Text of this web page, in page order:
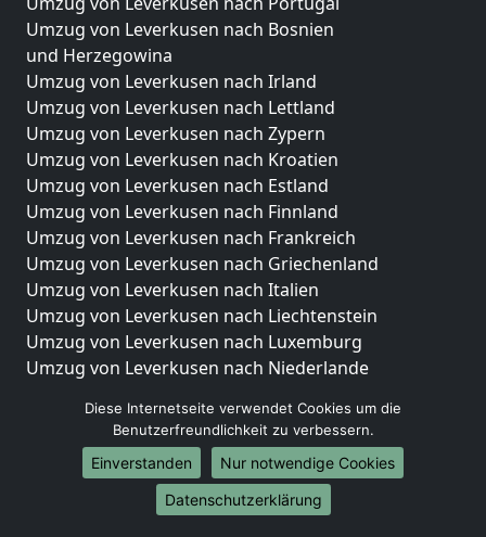
Umzug von Leverkusen nach Bosnien
und Herzegowina
Umzug von Leverkusen nach Irland
Umzug von Leverkusen nach Lettland
Umzug von Leverkusen nach Zypern
Umzug von Leverkusen nach Kroatien
Umzug von Leverkusen nach Estland
Umzug von Leverkusen nach Finnland
Umzug von Leverkusen nach Frankreich
Umzug von Leverkusen nach Griechenland
Umzug von Leverkusen nach Italien
Umzug von Leverkusen nach Liechtenstein
Umzug von Leverkusen nach Luxemburg
Umzug von Leverkusen nach Niederlande
Umzüge-Deutschlandweit
Umzug von Leverkusen nach Berlin
Umzug von Leverkusen nach Hamburg
Umzug von Leverkusen nach München
Diese Internetseite verwendet Cookies um die
Benutzerfreundlichkeit zu verbessern.
Einverstanden
Nur notwendige Cookies
Datenschutzerklärung